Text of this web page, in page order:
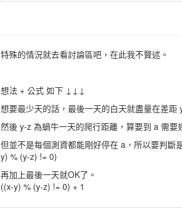
特殊的情況就去看討論區吧，在此我不贅述。
想法 + 公式 如下 ↓↓↓
想要最少天的話，最後一天的白天就盡量
然後 y-z 為蝸牛一天的爬行距
但並不是每個測資都能剛好停在 a，所以要判
y) % (y-z) != 0)
再加上最後一天
((x-y) % (y-z) != 0) + 1